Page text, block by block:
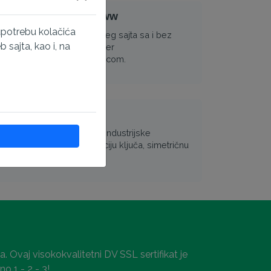
sa i bez www
osigurati obe verzije vašeg sajta sa i bez
domen 2. nivoa), na primer
i https://www.example.com.
ispunjava softverske i industrijske
2048 bitnu javnu enkripciju ključa, simetričnu
Ovaj visokokvalitetni DV SSL sertifikat je
kolačića
sajta, kao i, na